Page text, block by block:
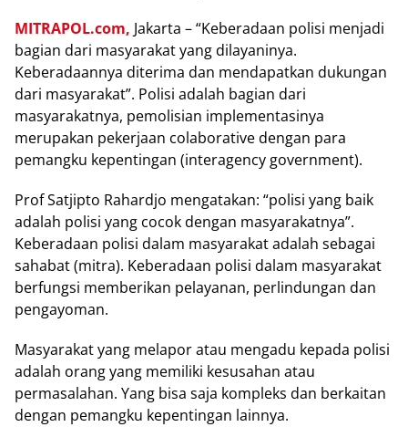
MITRAPOL.com, Jakarta – “Keberadaan polisi menjadi
bagian dari masyarakat yang dilayaninya.
Keberadaannya diterima dan mendapatkan dukungan
dari masyarakat”. Polisi adalah bagian dari
masyarakatnya, pemolisian implementasinya
merupakan pekerjaan colaborative dengan para
pemangku kepentingan (interagency government).
Prof Satjipto Rahardjo mengatakan: “polisi yang baik
adalah polisi yang cocok dengan masyarakatnya”.
Keberadaan polisi dalam masyarakat adalah sebagai
sahabat (mitra). Keberadaan polisi dalam masyarakat
berfungsi memberikan pelayanan, perlindungan dan
pengayoman.
Masyarakat yang melapor atau mengadu kepada polisi
adalah orang yang memiliki kesusahan atau
permasalahan. Yang bisa saja kompleks dan berkaitan
dengan pemangku kepentingan lainnya.